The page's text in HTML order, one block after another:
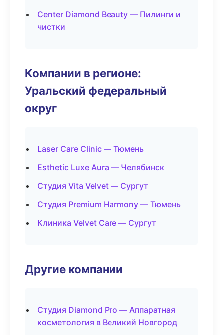
Center Diamond Beauty — Пилинги и
чистки
Компании в регионе:
Уральский федеральный
округ
Laser Care Clinic — Тюмень
Esthetic Luxe Aura — Челябинск
Студия Vita Velvet — Сургут
Студия Premium Harmony — Тюмень
Клиника Velvet Care — Сургут
Другие компании
Студия Diamond Pro — Аппаратная
косметология в Великий Новгород